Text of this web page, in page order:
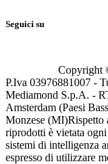
Seguici su
Copyright
P.Iva 03976881007 -
Mediamond S.p.A. -
Amsterdam (Paesi
Monzese (MI)Rispetto
riprodotti è vietata
sistemi di intelligenza
espresso di utilizzare